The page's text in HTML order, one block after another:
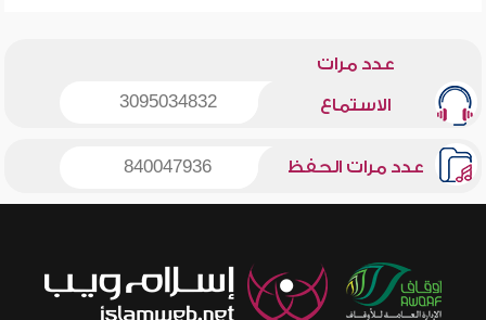
عدد مرات
الاستماع 3095034832
عدد مرات الحفظ 840047936